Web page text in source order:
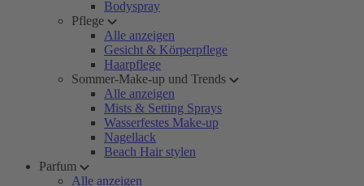
Bodyspray
Pflege
Alle anzeigen
Gesicht & Körperpflege
Haarpflege
Sommer-Make-up und Trends
Alle anzeigen
Mists & Setting Sprays
Wasserfestes Make-up
Nagellack
Beach Hair stylen
Parfum
Alle anzeigen